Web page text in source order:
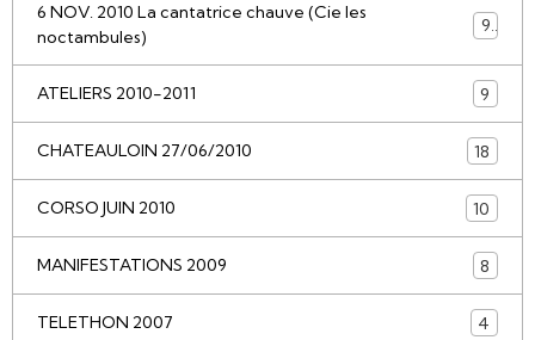
6 NOV. 2010 La cantatrice chauve (Cie les
noctambules)
9
ATELIERS 2010-2011 9
CHATEAULOIN 27/06/2010 18
CORSO JUIN 2010 10
MANIFESTATIONS 2009 8
TELETHON 2007 4